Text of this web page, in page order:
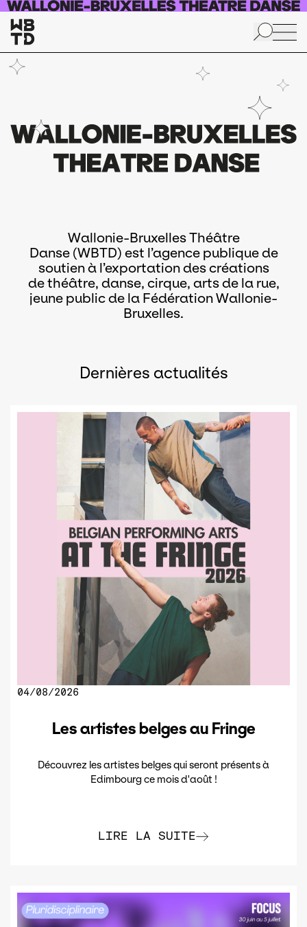
Aller au contenu principal
Wallonie-Bruxelles Théâtre
Danse (WBTD) est l’agence publique de
soutien à l’exportation des créations
de théâtre, danse, cirque, arts de la rue,
jeune public de la Fédération Wallonie-
Bruxelles.
Dernières actualités
04/08/2026
Les artistes belges au Fringe
Découvrez les artistes belges qui seront présents à
Edimbourg ce mois d'août !
LIRE LA SUITE